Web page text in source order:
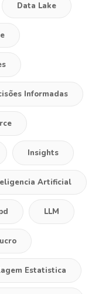
Data Lake
Informadas
Insights
Artificial
LLM
Estatistica